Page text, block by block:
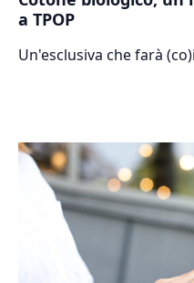
a TPOP
Un'esclusiva che farà